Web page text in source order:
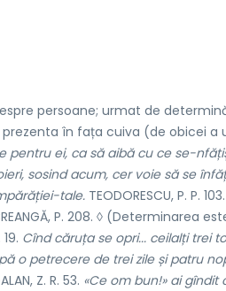
persoane; urmat de
în fața cuiva (de obicei a
pentru ei, ca să aibă cu ce se-
sosind acum, cer voie să se
tale. TEODORESCU, P. P.
P. 208. ◊ (Determinarea
Cînd căruța se opri... ceilalți trei
o petrecere de trei zile și patru
Z. R. 53. «Ce om bun!» ai